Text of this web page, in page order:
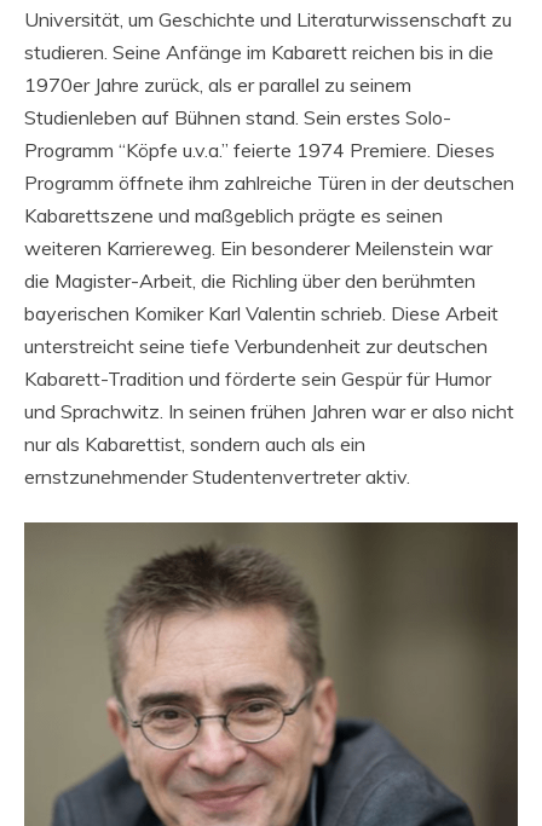
Universität, um Geschichte und Literaturwissenschaft zu
studieren. Seine Anfänge im Kabarett reichen bis in die
1970er Jahre zurück, als er parallel zu seinem
Studienleben auf Bühnen stand. Sein erstes Solo-
Programm “Köpfe u.v.a.” feierte 1974 Premiere. Dieses
Programm öffnete ihm zahlreiche Türen in der deutschen
Kabarettszene und maßgeblich prägte es seinen
weiteren Karriereweg. Ein besonderer Meilenstein war
die Magister-Arbeit, die Richling über den berühmten
bayerischen Komiker Karl Valentin schrieb. Diese Arbeit
unterstreicht seine tiefe Verbundenheit zur deutschen
Kabarett-Tradition und förderte sein Gespür für Humor
und Sprachwitz. In seinen frühen Jahren war er also nicht
nur als Kabarettist, sondern auch als ein
ernstzunehmender Studentenvertreter aktiv.